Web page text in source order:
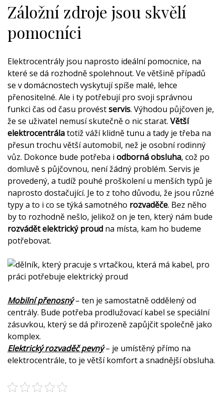
Záložní zdroje jsou skvělí
pomocníci
Elektrocentrály jsou naprosto ideální pomocnice, na
které se dá rozhodně spolehnout. Ve většině případů
se v domácnostech vyskytují spíše malé, lehce
přenositelné. Ale i ty potřebují pro svoji správnou
funkci čas od času provéstservis. Výhodou půjčoven je,
že se uživatel nemusí skutečně o nic starat. Větší
elektrocentrálatotiž váží klidně tunu a tady je třeba na
přesun trochu větší automobil, než je osobní rodinný
vůz. Dokonce bude potřeba i odborná obsluha, což po
domluvě s půjčovnou, není žádný problém. Servis je
provedený, a tudíž pouhé proškolení u menších typů je
naprosto dostačující. Je to z toho důvodu, že jsou různé
typy a to i co se týká samotného rozvaděče. Bez něho
by to rozhodně nešlo, jelikož on je ten, který nám bude
rozvádět elektrický proud na místa, kam ho budeme
potřebovat.
Mobilní přenosný– ten je samostatně oddělený od
centrály. Bude potřeba prodlužovací kabel se speciální
zásuvkou, který se dá přirozeně zapůjčit společně jako
komplex.
Elektrický rozvaděč pevný– je umístěný přímo na
elektrocentrále, to je větší komfort a snadnější obsluha.